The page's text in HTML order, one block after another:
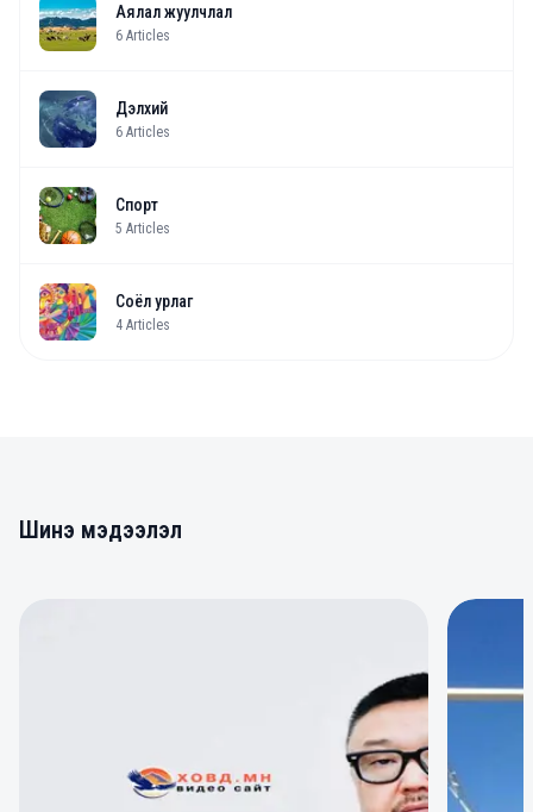
Аялал жуулчлал
6 Articles
Дэлхий
6 Articles
Спорт
5 Articles
Соёл урлаг
4 Articles
Шинэ мэдээлэл